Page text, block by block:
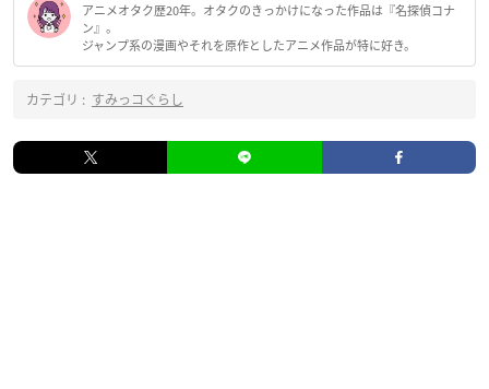
アニメオタク歴20年。オタクのきっかけになった作品は『名探偵コナ
ン』。
ジャンプ系の漫画やそれを原作としたアニメ作品が特に好き。
カテゴリ : すみっコぐらし